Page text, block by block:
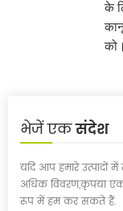
के
को।
भेजें एकसंदेश
यदि आप हमारे
अधिक विवरण,कृपया
रूप में हम कर सकते हैं.